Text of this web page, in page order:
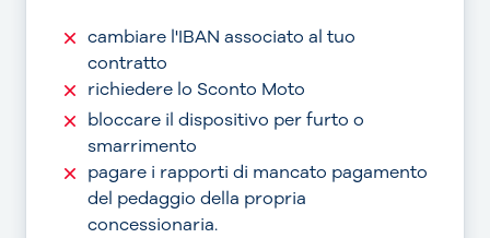
cambiare l'IBAN associato al tuo
contratto
richiedere lo Sconto Moto
bloccare il dispositivo per furto o
smarrimento
pagare i rapporti di mancato pagamento
del pedaggio della propria
concessionaria.